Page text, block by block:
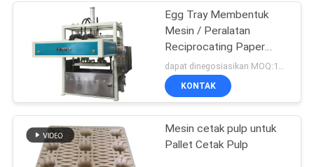
Mesin Pembuat
Peralatan Makan
51
Egg Tray Membentuk
Mesin / Peralatan
Reciprocating Paper
Pulp Moulding
KONTAK
Mesin cetak pulp untuk
Pallet Cetak Pulp